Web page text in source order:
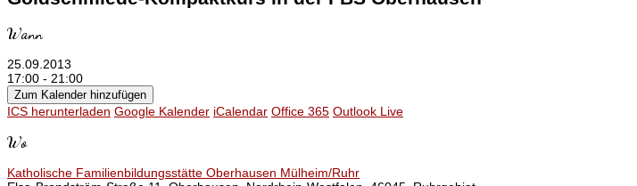
Wann
25.09.2013
17:00 - 21:00
Zum Kalender hinzufügen
ICS herunterladen Google Kalender iCalendar Office 365 Outlook Live
Wo
Katholische Familienbildungsstätte Oberhausen Mülheim/Ruhr